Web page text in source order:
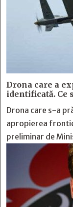
Drona care a
identificată. Ce
Drona care s-a
apropierea
preliminar de